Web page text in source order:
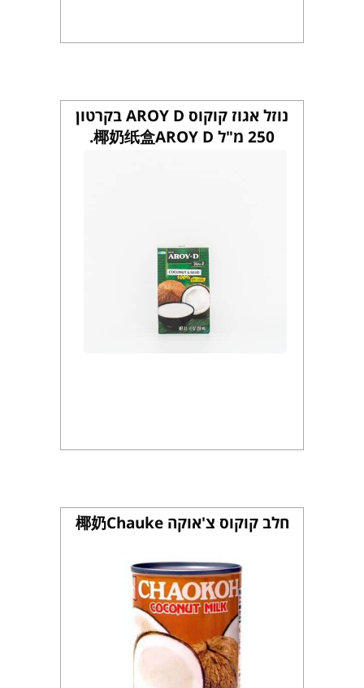
נוזל אגוז קוקוס AROY D בקרטון
250 מ"ל 椰奶纸盒AROY D.
חלב קוקוס צ'אוקה 椰奶Chauke